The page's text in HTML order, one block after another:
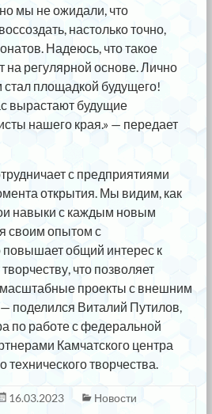
мы не ожидали, что
настолько точно,
Надеюсь, что такое
на регулярной основе. Лично
площадкой будущего!
вырастают будущие
нашего края.» — передает
с предприятиями
открытия. Мы видим, как
навыки с каждым новым
своим опытом с
повышает общий интерес к
что позволяет
проекты с внешним
поделился Виталий Путилов,
по работе с федеральной
Камчатского центра
технического творчества.
16.03.2023
Новости